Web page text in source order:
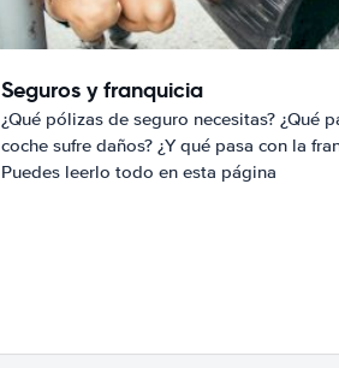
Seguros y franquicia
¿Qué pólizas de seguro necesitas? ¿Qué
coche sufre daños? ¿Y qué pasa con la
Puedes leerlo todo en esta página